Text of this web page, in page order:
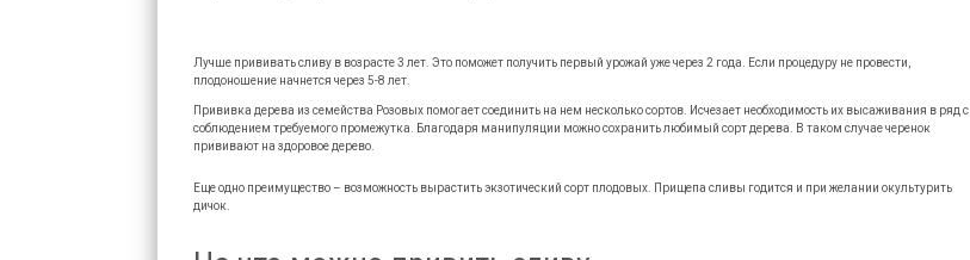
Лучше прививать сливу в возрасте 3 лет. Это поможет получить первый урожай уже через 2 года. Если процедуру не провести,
плодоношение начнется через 5-8 лет.
Прививка дерева из семейства Розовых помогает соединить на нем несколько сортов. Исчезает необходимость их высаживания в ряд с
соблюдением требуемого промежутка. Благодаря манипуляции можно сохранить любимый сорт дерева. В таком случае черенок
прививают на здоровое дерево.
Еще одно преимущество – возможность вырастить экзотический сорт плодовых. Прищепа сливы годится и при желании окультурить
дичок.